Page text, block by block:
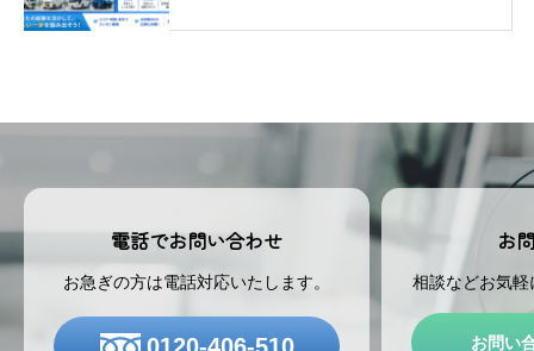
電話でお問い合わせ
お急ぎの方は電話対応いたします。
お
相談などお気
お問い